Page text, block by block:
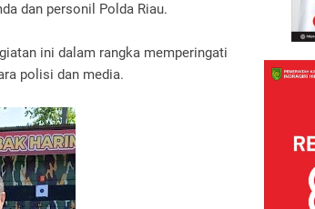
dan personil Polda Riau.
ini dalam rangka memperingati
polisi dan media.